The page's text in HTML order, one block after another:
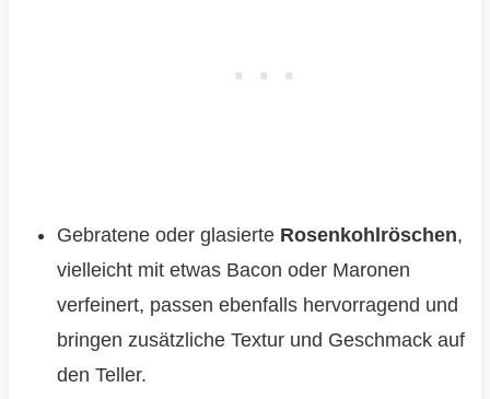
Gebratene oder glasierte Rosenkohlröschen,
vielleicht mit etwas Bacon oder Maronen
verfeinert, passen ebenfalls hervorragend und
bringen zusätzliche Textur und Geschmack auf
den Teller.